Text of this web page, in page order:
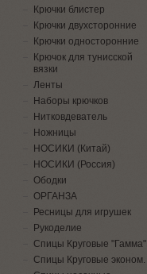
Крючки блистер
Крючки двухсторонние
Крючки односторонние
Крючок для тунисской
вязки
Ленты
Наборы крючков
Нитковдеватель
Ножницы
НОСИКИ (Китай)
НОСИКИ (Россия)
Ободки
ОРГАНЗА
Ресницы для игрушек
Рукоделие
Спицы Круговые "Гамма"
Спицы Круговые эконом.